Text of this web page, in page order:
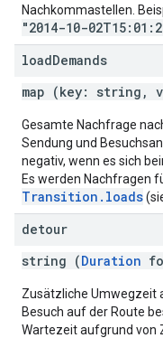
Nachkommastellen.
"2014-10-
loadDemands
map (key: string,
Gesamte Nachfrage
Sendung und
negativ, wenn es sich
Es werden Nachfragen
Transition.loads
detour
string (Duration
Zusätzliche Umwegzeit
Besuch auf der Route
Wartezeit aufgrund von